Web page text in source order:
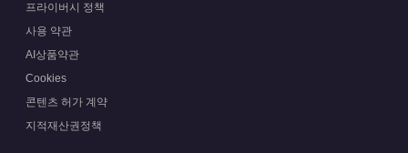
프라이버시 정책
사용 약관
AI상품약관
Cookies
콘텐츠 허가 계약
지적재산권정책